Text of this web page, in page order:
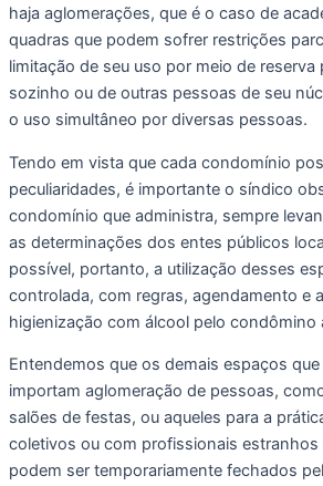
haja aglomerações, que é o caso de
quadras que podem sofrer restrições
limitação de seu uso por meio de
sozinho ou de outras pessoas de seu
o uso simultâneo por diversas pessoas.
Tendo em vista que cada condomínio
peculiaridades, é importante o síndico
condomínio que administra, sempre
as determinações dos entes públicos
possível, portanto, a utilização desses
controlada, com regras, agendamento e
higienização com álcool pelo condômino
Entendemos que os demais espaços
importam aglomeração de pessoas,
salões de festas, ou aqueles para a
coletivos ou com profissionais
podem ser temporariamente fechados